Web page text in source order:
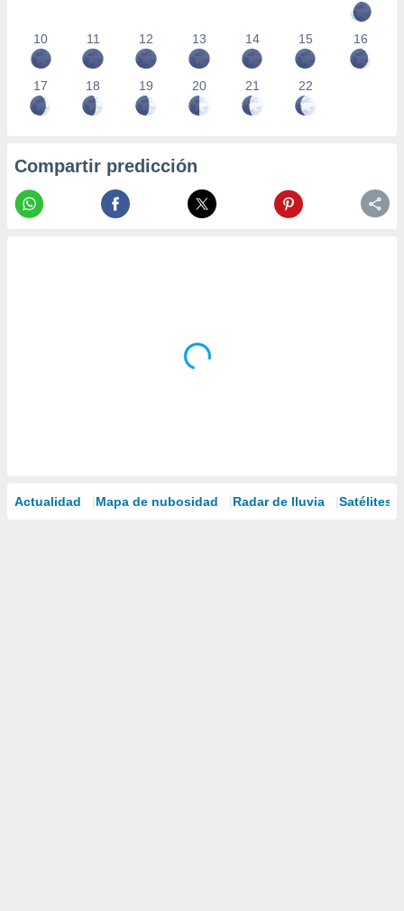
10 11 12 13 14 15 16
17 18 19 20 21 22
Compartir predicción
Actualidad Mapa de nubosidad Radar de lluvia Satélites